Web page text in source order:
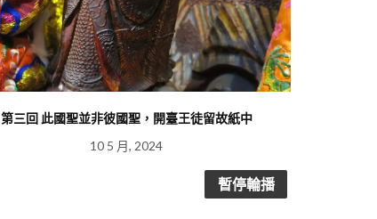
第三回 此國聖並非彼國聖，開臺王徒留故紙中
10 5 月, 2024
暫停輪播